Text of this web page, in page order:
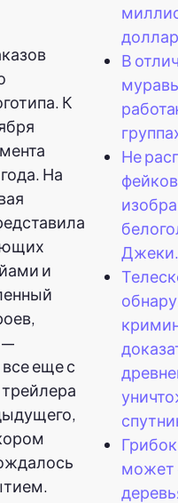
К
На
и
—
еще с
В
Не
Джеки.
может